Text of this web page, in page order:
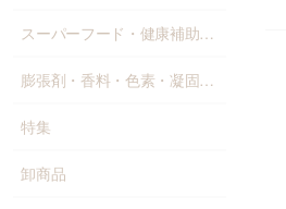
スーパーフード・健康補助食品
膨張剤・香料・色素・凝固剤・添加物
特集
卸商品